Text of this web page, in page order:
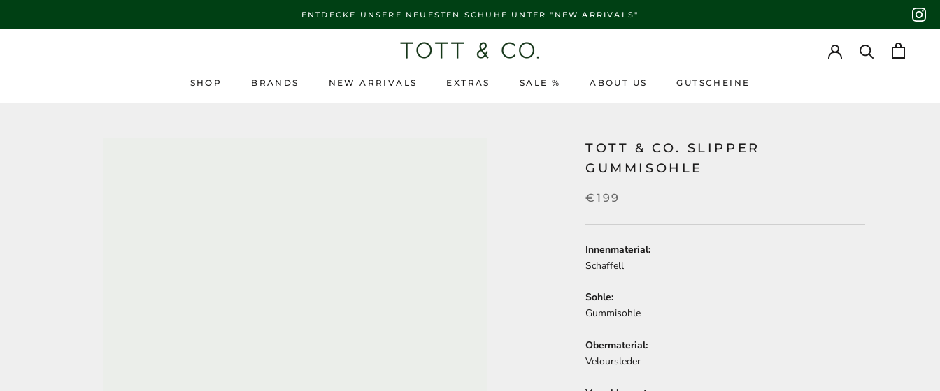
ENTDECKE UNSERE NEUESTEN SCHUHE UNTER "NEW ARRIVALS"
SHOP BRANDS
NEW ARRIVALS
EXTRAS
SALE %
ABOUT US
GUTSCHEINE
TOTT & CO. SLIPPER
GUMMISOHLE
€199
Innenmaterial:
Schaffell
Sohle:
Gummisohle
Obermaterial:
Veloursleder